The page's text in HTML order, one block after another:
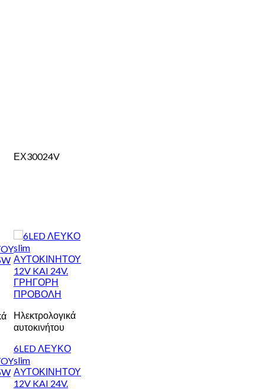
ΕΧ30024V
ΓΡΗΓΟΡΗ
ΠΡΟΒΟΛΗ
Ηλεκτρολογικά
αυτοκινήτου
6LED ΛΕΥΚΟ
slim
ΑYΤΟΚΙΝΗΤΟΥ
12V KAI 24V.